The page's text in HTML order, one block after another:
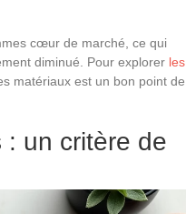
cœur de marché, ce qui
diminué. Pour explorer les
matériaux est un bon point de
: un critère de